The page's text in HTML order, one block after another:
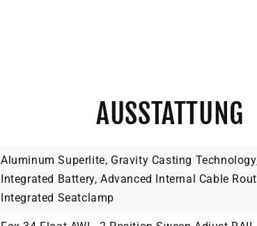
AUSSTATTUNG
Aluminum Superlite, Gravity Casting
Integrated Battery, Advanced Internal Cable
Integrated Seatclamp